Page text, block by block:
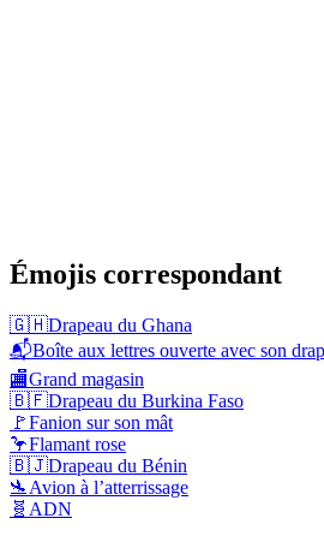
Émojis correspondant
🇬🇭Drapeau du Ghana
📬Boîte aux lettres ouverte avec son
🏬Grand magasin
🇧🇫Drapeau du Burkina Faso
🚩Fanion sur son mât
🦩Flamant rose
🇧🇯Drapeau du Bénin
🛬 Avion à l’atterrissage
🧬 ADN